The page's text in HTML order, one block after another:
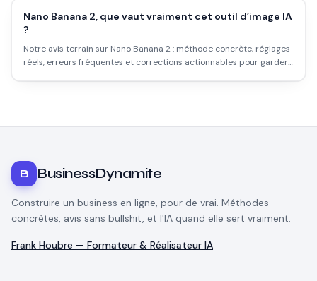
Nano Banana 2, que vaut vraiment cet outil d’image IA
?
Notre avis terrain sur Nano Banana 2 : méthode concrète, réglages
réels, erreurs fréquentes et corrections actionnables pour garder
B BusinessDynamite
Construire un business en ligne, pour de vrai. Méthodes
concrètes, avis sans bullshit, et l'IA quand elle sert vraiment.
Frank Houbre — Formateur & Réalisateur IA